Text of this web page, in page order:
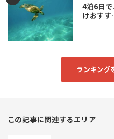
4泊6日
けおす
ランキング
この記事に関連するエリア